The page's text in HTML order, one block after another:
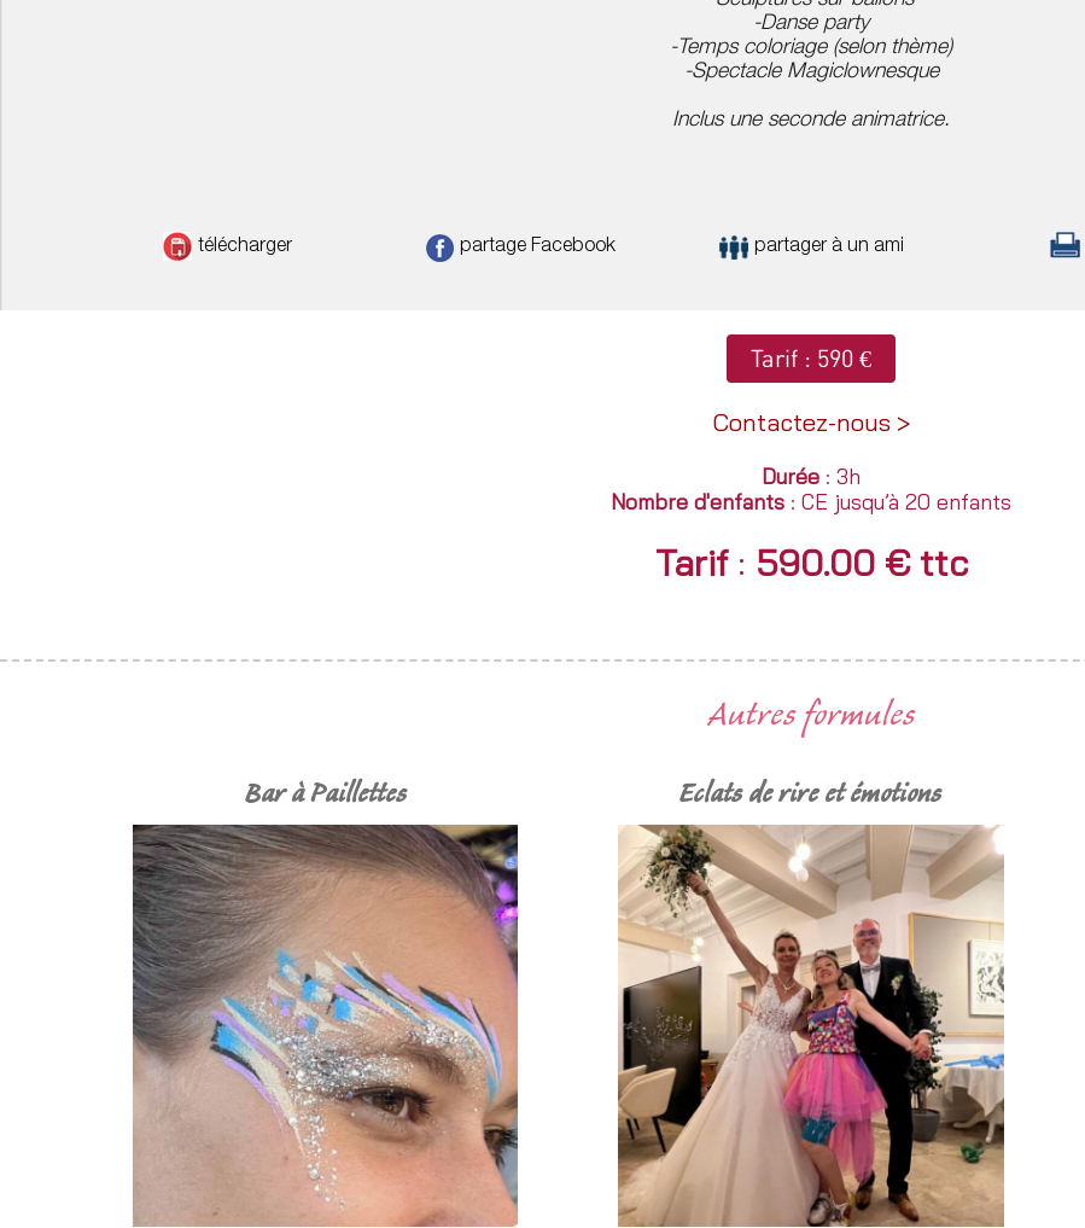
-Danse party
-Temps coloriage (selon thème)
-Spectacle Magiclownesque
Inclus une seconde animatrice.
télécharger partage Facebook partager à un ami
Tarif : 590 €
Durée : 3h
Nombre d'enfants : CE jusqu’à 20 enfants
Tarif: 590.00 € ttc
Autres formules
Bar à Paillettes Eclats de rire et émotions